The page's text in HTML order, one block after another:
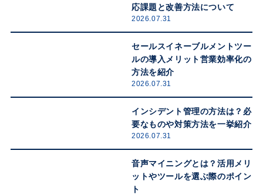
応課題と改善方法について
2026.07.31
セールスイネーブルメントツー
ルの導入メリット営業効率化の
方法を紹介
2026.07.31
インシデント管理の方法は？必
要なものや対策方法を一挙紹介
2026.07.31
音声マイニングとは？活用メリ
ットやツールを選ぶ際のポイン
ト